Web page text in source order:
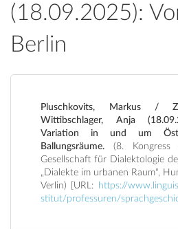
(18.09.2025):
Berlin
Pluschkovits, Markus /
Wittibschlager, Anja
Variation in und um
Ballungsräume. (8. Kongress der Internationalen
Gesellschaft für Dialektologie
„Dialekte im urbanen Raum“,
Verlin) [URL:
https://
stitut/professuren/